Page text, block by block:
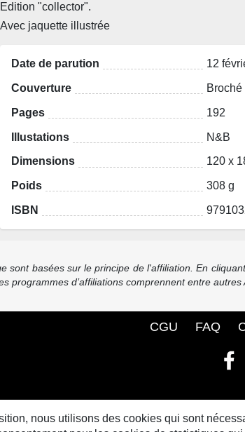
Edition "collector".
Avec jaquette illustrée
Date de parution 12
Couverture
Pages 192
Illustations N&B
Dimensions 120 x
Poids 308 g
ISBN
sont basées sur le principe de l'affiliation. En
programmes d’affiliations comprennent entre
CGU FAQ
©
nous utilisons des cookies qui sont